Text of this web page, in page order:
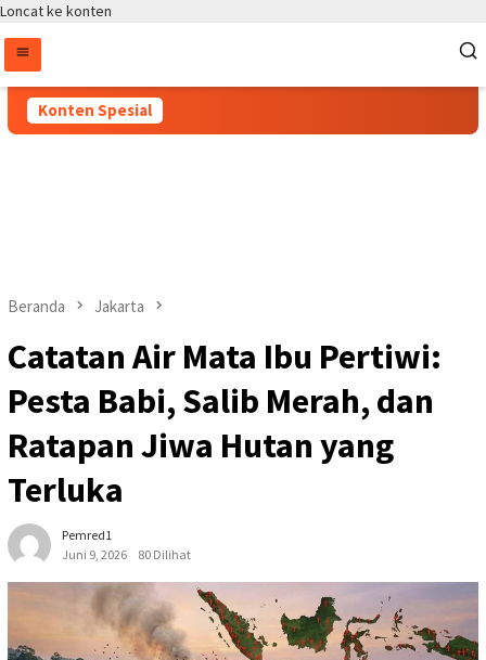
Loncat ke konten
Konten Spesial
Beranda Jakarta
Catatan Air Mata Ibu Pertiwi:
Pesta Babi, Salib Merah, dan
Ratapan Jiwa Hutan yang
Terluka
Pemred1
Juni 9, 2026
80 Dilihat